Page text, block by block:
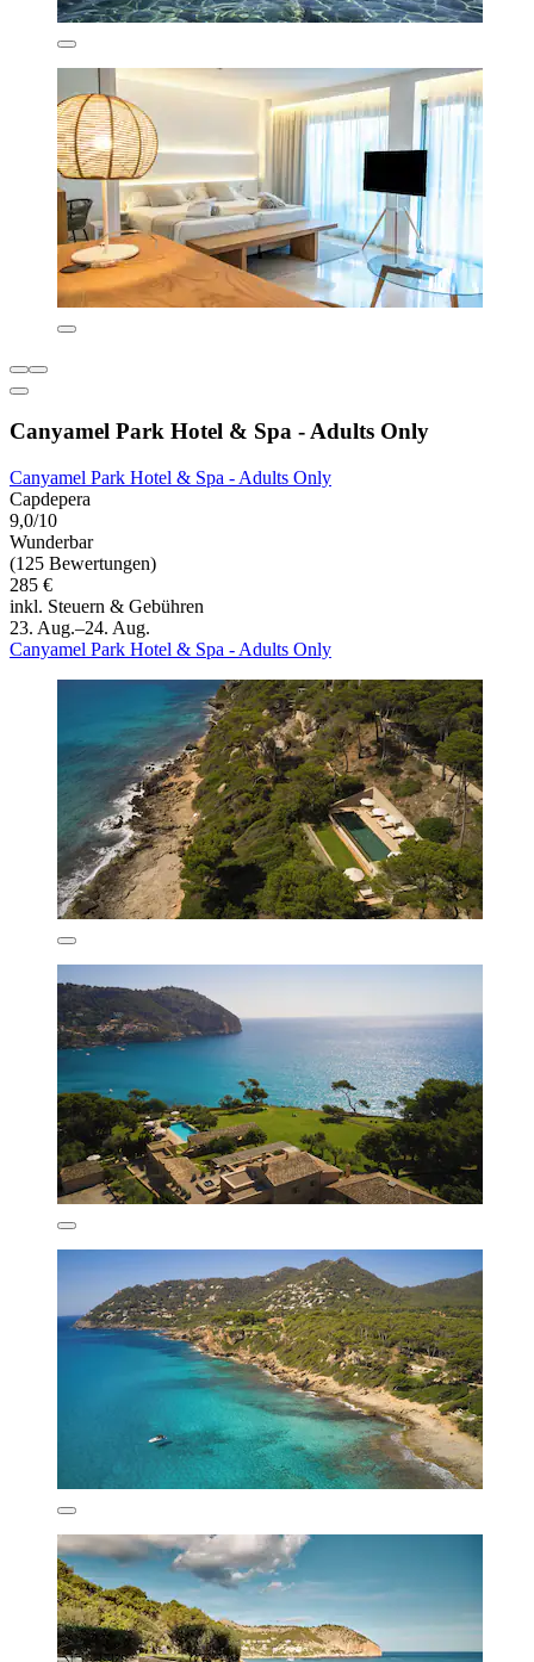
Canyamel Park Hotel & Spa - Adults Only
Canyamel Park Hotel & Spa - Adults Only
Capdepera
9,0/10
Wunderbar
(125 Bewertungen)
285 €
inkl. Steuern & Gebühren
23. Aug.–24. Aug.
Canyamel Park Hotel & Spa - Adults Only